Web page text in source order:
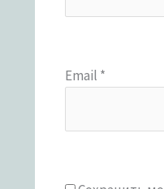
Email *